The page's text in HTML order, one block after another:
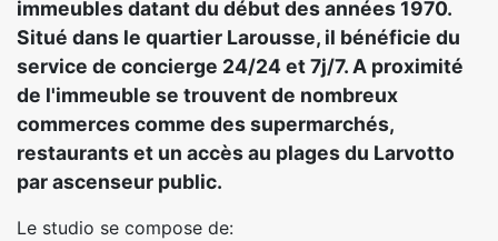
immeubles datant du début des années 1970.
Situé dans le quartier Larousse, il bénéficie du
service de concierge 24/24 et 7j/7. A proximité
de l'immeuble se trouvent de nombreux
commerces comme des supermarchés,
restaurants et un accès au plages du Larvotto
par ascenseur public.
Le studio se compose de: